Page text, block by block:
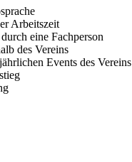
Arbeitszeit
eine Fachperson
des Vereins
Events des Vereins